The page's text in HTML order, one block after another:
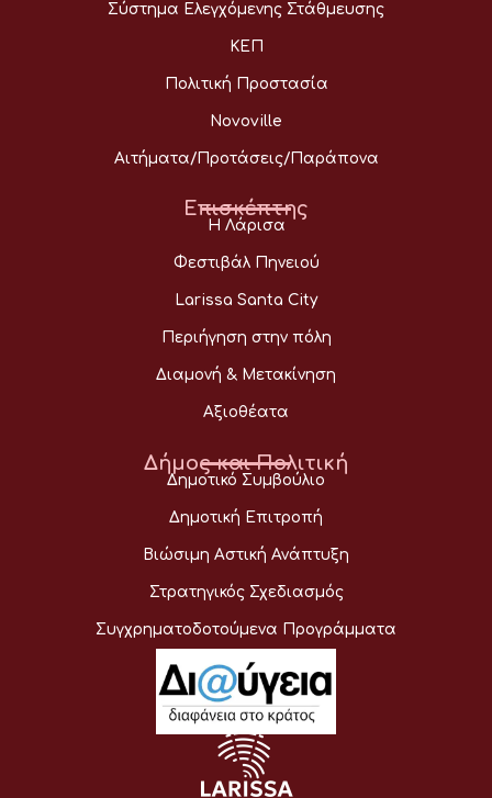
Σύστημα Ελεγχόμενης Στάθμευσης
ΚΕΠ
Πολιτική Προστασία
Novoville
Αιτήματα/Προτάσεις/Παράπονα
Επισκέπτης
Η Λάρισα
Φεστιβάλ Πηνειού
Larissa Santa City
Περιήγηση στην πόλη
Διαμονή & Μετακίνηση
Αξιοθέατα
Δήμος και Πολιτική
Δημοτικό Συμβούλιο
Δημοτική Επιτροπή
Βιώσιμη Αστική Ανάπτυξη
Στρατηγικός Σχεδιασμός
Συγχρηματοδοτούμενα Προγράμματα